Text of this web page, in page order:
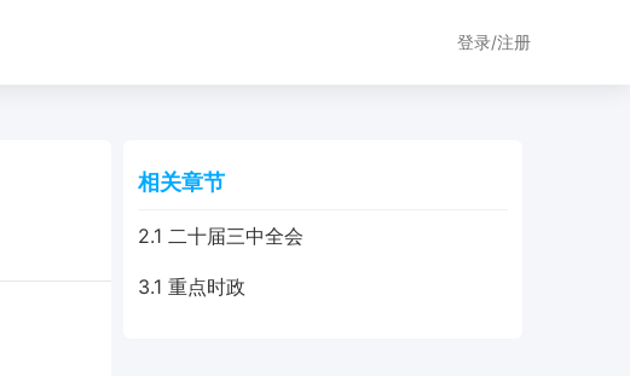
登录/注册
相关章节
2.1 二十届三中全会
3.1 重点时政